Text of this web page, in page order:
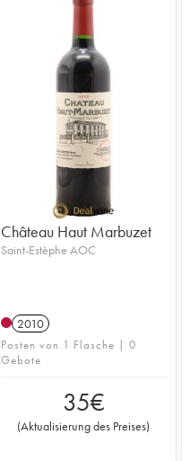
Château Haut Marbuzet
Saint-Estèphe AOC
2010
Posten von 1 Flasche | 0
Gebote
35€
(Aktualisierung des Preises)